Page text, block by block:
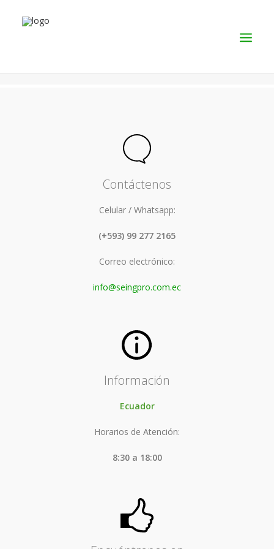
Contáctenos
Celular / Whatsapp:
(+593) 99 277 2165
Correo electrónico:
info@seingpro.com.ec
Información
Ecuador
Horarios de Atención:
8:30 a 18:00